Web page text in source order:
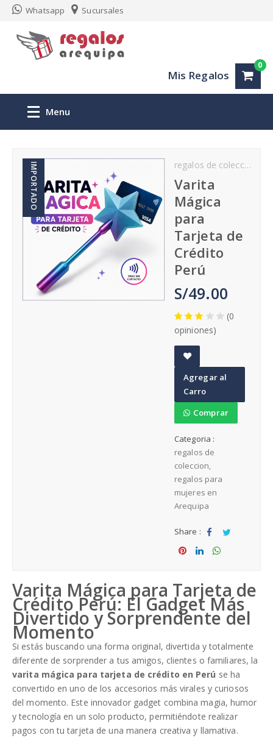
Whatsapp Sucursales
Mis Regalos
0
Menu
Regalos personalizados Arequipa
San Valentin
Aniversario
Cumpleaños
IMPORTADO regalos de coleccion
Varita
Mágica
para
Tarjeta de
Crédito
Perú
S/49.00
(0
opiniones)
d
d
t
o
W
is
h
li
st
Agregar al
Carro
Comprar
Categoria :
regalos de
coleccion
regalos para
mujeres en
Arequipa
Share :
Sha Tw
re
re
Varita Mágica para Tarjeta de
Crédito Perú: El Gadget Más
Divertido y Sorprendente del
Momento
Si estás buscando una forma original, divertida y totalmente
diferente de sorprender a tus amigos, clientes o familiares, la
varita mágica para tarjeta de crédito en Perú se ha
convertido en uno de los accesorios más virales y curiosos
del momento. Este innovador gadget combina magia, humor
y tecnología en un solo producto, permitiéndote realizar
pagos con tu tarjeta de una manera creativa y llamativa.